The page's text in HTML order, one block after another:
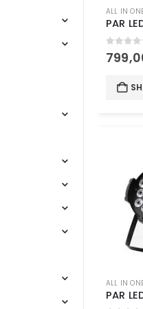
ALL IN
out
ALL IN